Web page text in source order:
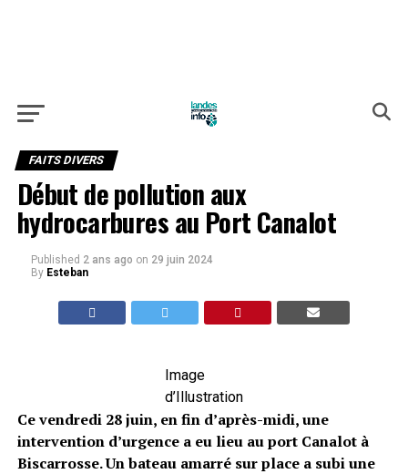
FAITS DIVERS
Début de pollution aux
hydrocarbures au Port Canalot
Published 2 ans ago on 29 juin 2024
By Esteban
Image
d’Illustration
Ce vendredi 28 juin, en fin d’après-midi, une
intervention d’urgence a eu lieu au port Canalot à
Biscarrosse. Un bateau amarré sur place a subi une